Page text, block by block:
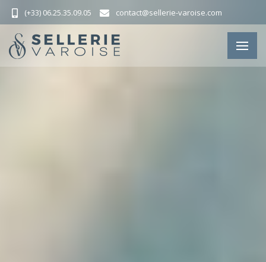
(+33) 06.25.35.09.05 contact@sellerie-varoise.com